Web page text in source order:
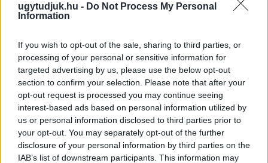
ugytudjuk.hu - Do Not Process My Personal
Information
If you wish to opt-out of the sale, sharing to third parties, or
processing of your personal or sensitive information for
targeted advertising by us, please use the below opt-out
section to confirm your selection. Please note that after your
opt-out request is processed you may continue seeing
interest-based ads based on personal information utilized by
us or personal information disclosed to third parties prior to
your opt-out. You may separately opt-out of the further
disclosure of your personal information by third parties on the
IAB’s list of downstream participants. This information may